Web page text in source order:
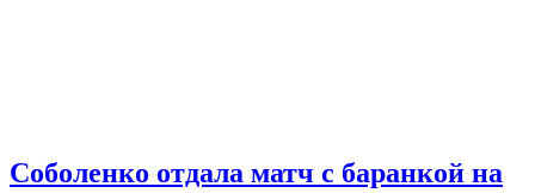
Соболенко отдала матч с баранкой на